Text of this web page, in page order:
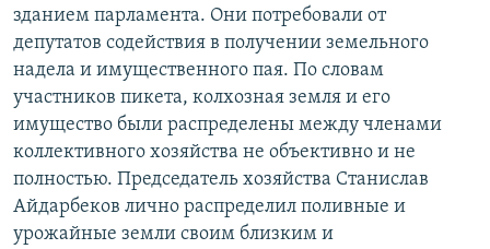
ТОҶИКӢ
TÜRKMENÇE
Все сайты РСЕ/РС
зданием парламента. Они потребовали от
депутатов содействия в получении земельного
надела и имущественного пая. По словам
участников пикета, колхозная земля и его
имущество были распределены между членами
коллективного хозяйства не объективно и не
полностью. Председатель хозяйства Станислав
Айдарбеков лично распределил поливные и
урожайные земли своим близким и